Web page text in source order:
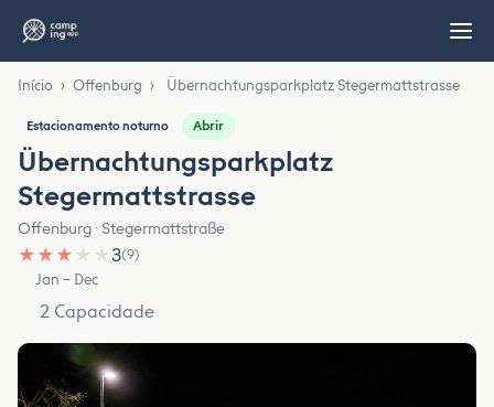
Início › Offenburg › Übernachtungsparkplatz Stegermattstrasse
Estacionamento noturno Abrir
Übernachtungsparkplatz
Stegermattstrasse
Offenburg · Stegermattstraße
★ ★ ★ ★ ★3(9)
Jan – Dec
2 Capacidade